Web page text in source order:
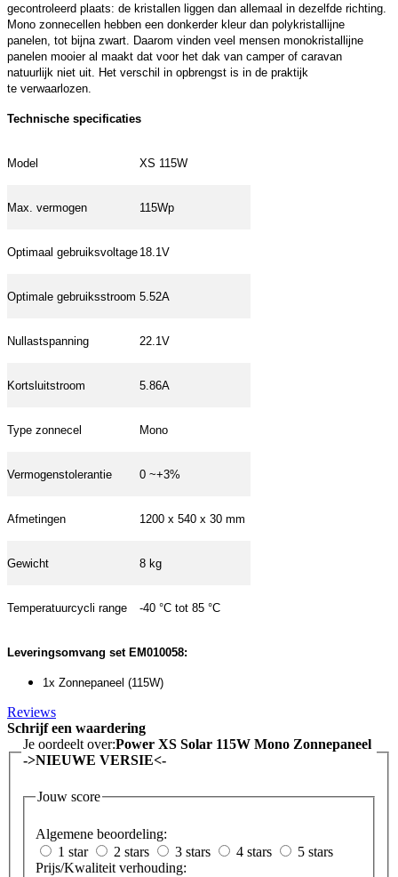
gecontroleerd plaats: de kristallen liggen dan allemaal in dezelfde richting.
Mono zonnecellen hebben een donkerder kleur dan polykristallijne
panelen, tot bijna zwart. Daarom vinden veel mensen monokristallijne
panelen mooier al maakt dat voor het dak van camper of caravan
natuurlijk niet uit. Het verschil in opbrengst is in de praktijk
te verwaarlozen.
Technische specificaties
Model XS 115W
Max. vermogen 115Wp
Optimaal gebruiksvoltage 18.1V
Optimale gebruiksstroom 5.52A
Nullastspanning 22.1V
Kortsluitstroom 5.86A
Type zonnecel Mono
Vermogenstolerantie 0 ~+3%
Afmetingen 1200 x 540 x 30 mm
Gewicht 8 kg
Temperatuurcycli range -40 °C tot 85 °C
Leveringsomvang set EM010058:
1x Zonnepaneel (115W)
Reviews
Schrijf een waardering
Je oordeelt over:Power XS Solar 115W Mono Zonnepaneel
->NIEUWE VERSIE<-
Jouw score
Algemene beoordeling:
1 star
2 stars 3 stars 4 stars
5 stars
Prijs/Kwaliteit verhouding: